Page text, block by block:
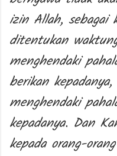
izin Allah, sebagai
ditentukan
menghendaki
berikan
menghendaki
kepadanya. Dan
kepada orang-